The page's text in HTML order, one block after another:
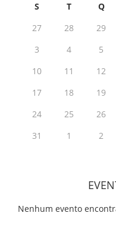
S T Q
27
28 29
3
4 5
10
11 12
17
18 19
24
25 26
31
1 2
Nenhum evento